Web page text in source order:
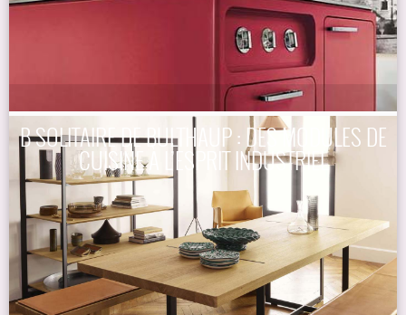
B SOLITAIRE DE BULTHAUP : DES MODULES DE
CUISINE À L’ESPRIT INDUSTRIEL